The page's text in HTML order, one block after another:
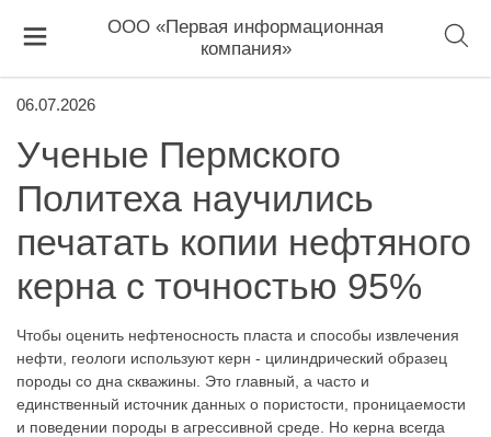
ООО «Первая информационная
компания»
06.07.2026
Ученые Пермского
Политеха научились
печатать копии нефтяного
керна с точностью 95%
Чтобы оценить нефтеносность пласта и способы извлечения
нефти, геологи используют керн - цилиндрический образец
породы со дна скважины. Это главный, а часто и
единственный источник данных о пористости, проницаемости
и поведении породы в агрессивной среде. Но керна всегда